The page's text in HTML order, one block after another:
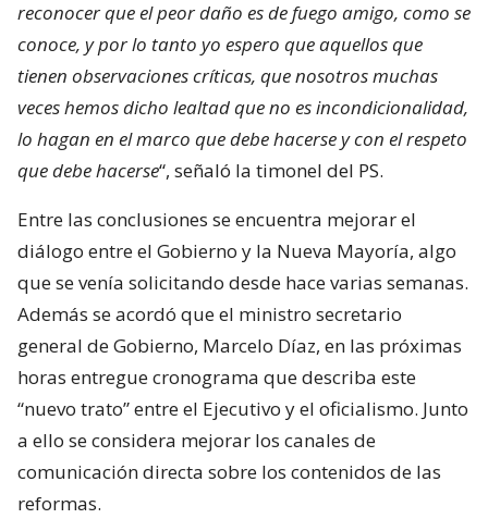
reconocer que el peor daño es de fuego amigo, como se
conoce, y por lo tanto yo espero que aquellos que
tienen observaciones críticas, que nosotros muchas
veces hemos dicho lealtad que no es incondicionalidad,
lo hagan en el marco que debe hacerse y con el respeto
que debe hacerse“, señaló la timonel del PS.
Entre las conclusiones se encuentra mejorar el
diálogo entre el Gobierno y la Nueva Mayoría, algo
que se venía solicitando desde hace varias semanas.
Además se acordó que el ministro secretario
general de Gobierno, Marcelo Díaz, en las próximas
horas entregue cronograma que describa este
“nuevo trato” entre el Ejecutivo y el oficialismo. Junto
a ello se considera mejorar los canales de
comunicación directa sobre los contenidos de las
reformas.